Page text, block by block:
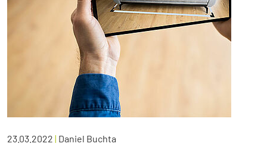
23.03.2022 | Daniel Buchta